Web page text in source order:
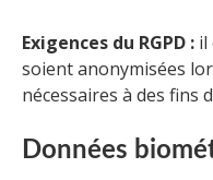
Exigences du RGPD : il
soient anonymisées
nécessaires à des fins
Données